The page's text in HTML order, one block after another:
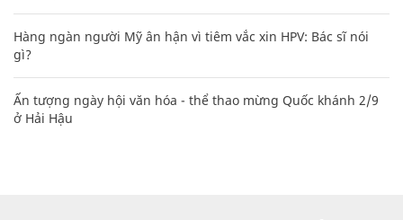
Hàng ngàn người Mỹ ân hận vì tiêm vắc xin HPV: Bác sĩ nói
gì?
Ấn tượng ngày hội văn hóa - thể thao mừng Quốc khánh 2/9
ở Hải Hậu